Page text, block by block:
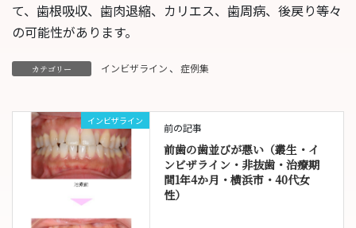
て、歯根吸収、歯肉退縮、カリエス、歯周病、後戻り等々
の可能性があります。
カテゴリー インビザライン 、 症例集
インビザライン
前の記事
前歯の歯並びが悪い（叢生・イ
ンビザライン・非抜歯・治療期
間1年4か月・横浜市・40代女
性）